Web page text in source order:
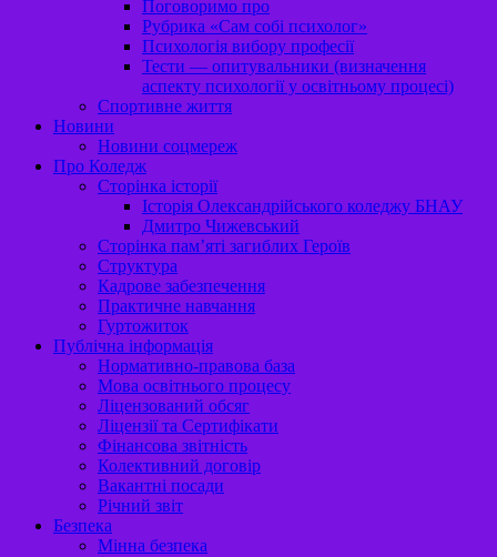
Поговоримо про
Рубрика «Сам собі психолог»
Психологія вибору професії
Тести — опитувальники (визначення
аспекту психології у освітньому процесі)
Спортивне життя
Новини
Новини соцмереж
Про Коледж
Сторінка історії
Історія Олександрійського коледжу БНАУ
Дмитро Чижевський
Сторінка пам’яті загиблих Героїв
Структура
Кадрове забезпечення
Практичне навчання
Гуртожиток
Публічна інформація
Нормативно-правова база
Мова освітнього процесу
Ліцензований обсяг
Ліцензії та Сертифікати
Фінансова звітність
Колективний договір
Вакантні посади
Річний звіт
Безпека
Мінна безпека